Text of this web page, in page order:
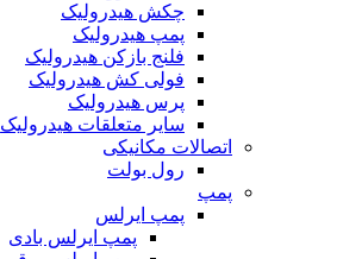
چکش هیدرولیک
پمپ هیدرولیک
فلنج بازکن هیدرولیک
فولی کش هیدرولیک
پرس هیدرولیک
سایر متعلقات هیدرولیک
اتصالات مکانیکی
رول بولت
پمپ
پمپ ایرلس
پمپ ایرلس بادی